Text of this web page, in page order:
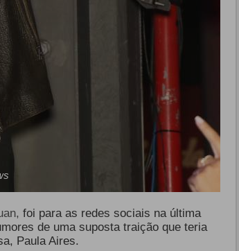
foi para as redes sociais na última
de uma suposta traição que teria
Paula Aires.